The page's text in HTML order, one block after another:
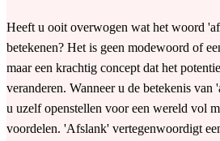
Heeft u ooit overwogen wat het woord
betekenen? Het is geen modewoord of
maar een krachtig concept dat het
veranderen. Wanneer u de betekenis
u uzelf openstellen voor een wereld vol
voordelen. 'Afslank' vertegenwoordigt